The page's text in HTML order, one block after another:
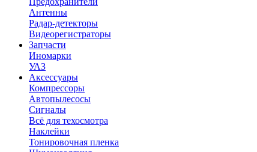
Антенны
Радар-детекторы
Видеорегистраторы
Запчасти
Иномарки
УАЗ
Аксесcуары
Компрессоры
Автопылесосы
Сигналы
Всё для техосмотра
Наклейки
Тонировочная пленка